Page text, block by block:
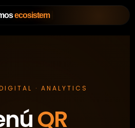
ecosistema
· ANALYTICS
QR